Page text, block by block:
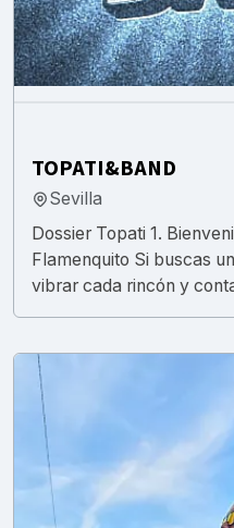
TOPATI&BAND
Sevilla
Dossier Topati 1.
Flamenquito Si buscas
vibrar cada rincón y